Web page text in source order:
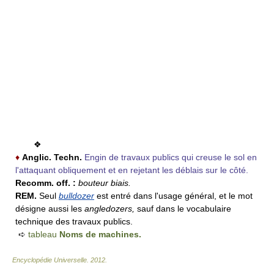
❖
♦ Anglic. Techn. Engin de travaux publics qui creuse le sol en
l'attaquant obliquement et en rejetant les déblais sur le côté.
Recomm. off. : bouteur biais.
REM. Seul bulldozer est entré dans l'usage général, et le mot
désigne aussi les angledozers, sauf dans le vocabulaire
technique des travaux publics.
➪ tableau Noms de machines.
Encyclopédie Universelle 2012